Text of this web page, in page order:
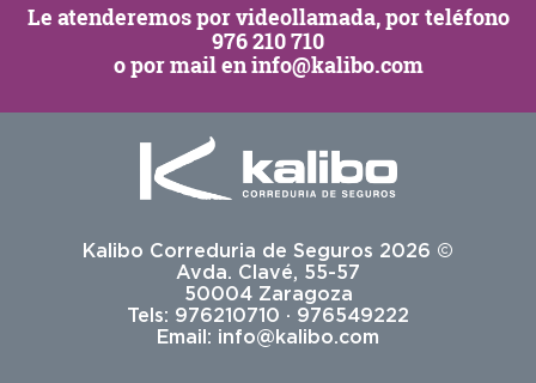
Le atenderemos porvideollamada, por teléfono
976 210 710
o por mail eninfo@kalibo.com
Kalibo Correduria de Seguros 2026 ©
Avda. Clavé, 55-57
50004 Zaragoza
Tels: 976210710 · 976549222
Email: info@kalibo.com